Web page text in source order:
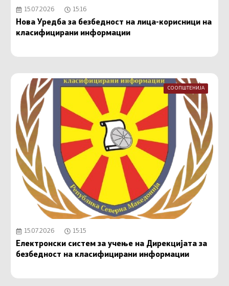
15.07.2026 15:16
Нова Уредба за безбедност на лица-корисници на
класифицирани информации
СООПШТЕНИЈА
15.07.2026 15:15
Електронски систем за учење на Дирекцијата за
безбедност на класифицирани информации